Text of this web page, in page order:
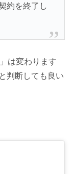
約を終了し
は変わります
判断しても良い